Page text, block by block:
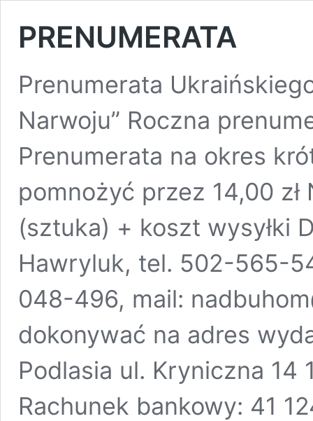
PRENUMERATA
Prenumerata
Narwoju” Roczna
Prenumerata na okres
pomnożyć przez 14,00 zł
(sztuka) + koszt wysyłki
Hawryluk, tel. 502-565-
048-496, mail:
dokonywać na adres
Podlasia ul. Kryniczna 14
Rachunek bankowy: 41